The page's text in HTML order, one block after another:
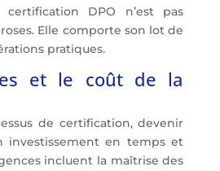
DPO n’est pas
Elle comporte son lot de
pratiques.
et le coût de la
de certification, devenir
investissement en temps et
incluent la maîtrise des